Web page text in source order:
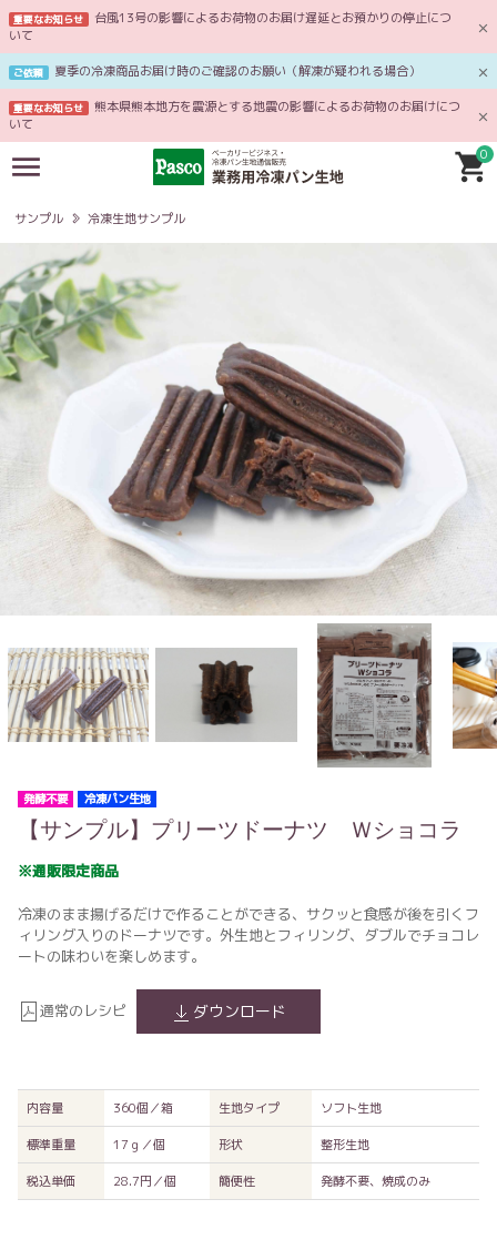
重要なお知らせ
台風13号の影響によるお荷物のお届け遅延とお預かりの停止につ
いて
ご依頼 夏季の冷凍商品お届け時のご確認のお願い（解凍が疑われる場合）
重要なお知らせ
熊本県熊本地方を震源とする地震の影響によるお荷物のお届けにつ
いて
0
サンプル 冷凍生地サンプル
発酵不要 冷凍パン生地
【サンプル】プリーツドーナツ Ｗショコラ
※通販限定商品
冷凍のまま揚げるだけで作ることができる、サクッと食感が後を引くフ
ィリング入りのドーナツです。外生地とフィリング、ダブルでチョコレ
ートの味わいを楽しめます。
通常のレシピ ダウンロード
内容量 360個／箱 生地タイプ ソフト生地
標準重量 17ｇ／個 形状 整形生地
税込単価 28.7円／個 簡便性 発酵不要、焼成のみ